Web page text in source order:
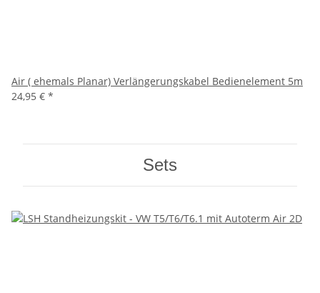
Air ( ehemals Planar) Verlängerungskabel Bedienelement 5m
24,95 € *
Sets